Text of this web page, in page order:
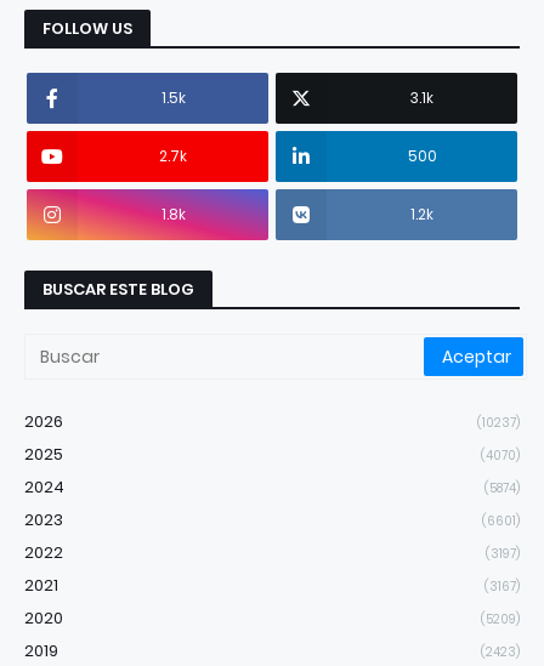
FOLLOW US
1.5k 3.1k
2.7k 500
1.8k 1.2k
BUSCAR ESTE BLOG
2026 (10237)
2025 (4070)
2024 (5874)
2023 (6601)
2022 (3197)
2021 (3167)
2020 (5209)
2019 (2423)